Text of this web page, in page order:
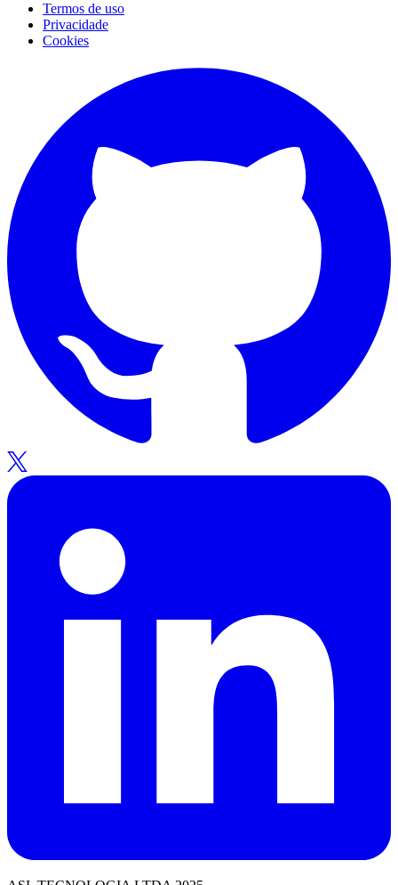
Termos de uso
Privacidade
Cookies